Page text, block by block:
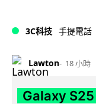
3C科技 手提電話
Lawton 18 小時
Galaxy